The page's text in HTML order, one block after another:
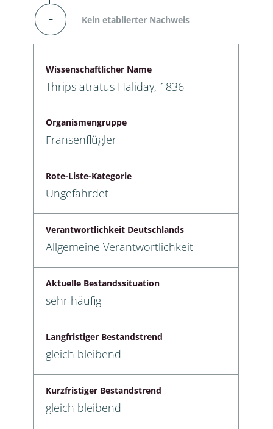
– Kein etablierter Nachweis
Wissenschaftlicher Name
Thrips atratus Haliday, 1836
Organismengruppe
Fransenflügler
Rote-Liste-Kategorie
Ungefährdet
Verantwortlichkeit Deutschlands
Allgemeine Verantwortlichkeit
Aktuelle Bestandssituation
sehr häufig
Langfristiger Bestandstrend
gleich bleibend
Kurzfristiger Bestandstrend
gleich bleibend